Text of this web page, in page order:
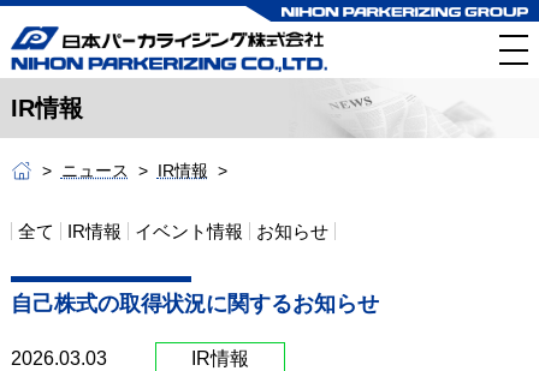
IR情報
ニュース IR情報
全て IR情報 イベント情報 お知らせ
自己株式の取得状況に関するお知らせ
2026.03.03 IR情報